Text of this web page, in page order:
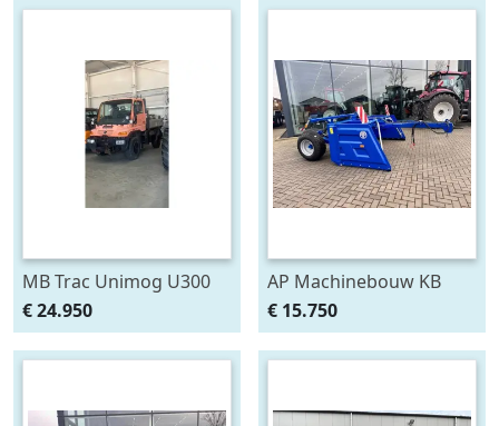
MB Trac Unimog U300
(bj 2005)
€ 24.950
AP Machinebouw KB
110/300 ETV kilverbak (bj
2025)
€ 15.750